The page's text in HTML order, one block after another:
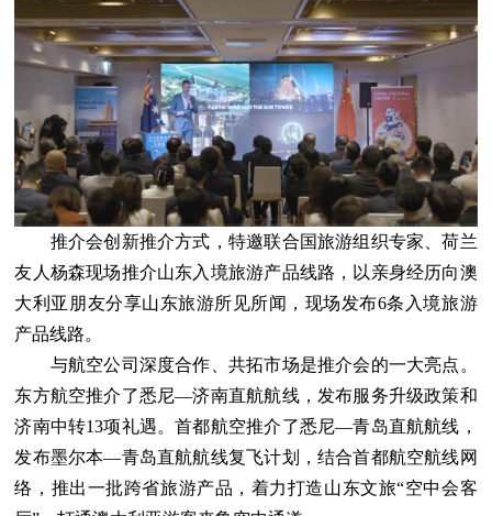
推介会创新推介方式，特邀联合国旅游组织专家、荷兰
友人杨森现场推介山东入境旅游产品线路，以亲身经历向澳
大利亚朋友分享山东旅游所见所闻，现场发布6条入境旅游
产品线路。
与航空公司深度合作、共拓市场是推介会的一大亮点。
东方航空推介了悉尼—济南直航航线，发布服务升级政策和
济南中转13项礼遇。首都航空推介了悉尼—青岛直航航线，
发布墨尔本—青岛直航航线复飞计划，结合首都航空航线网
络，推出一批跨省旅游产品，着力打造山东文旅“空中会客